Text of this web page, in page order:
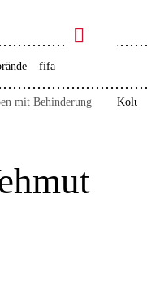

taz zahl ich
fifa
mit Behinderung